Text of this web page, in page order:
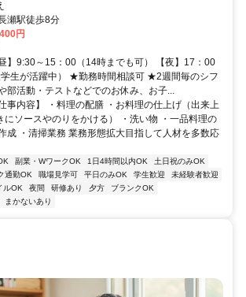
瀬駅徒歩8分
円
】9:30～15：00（14時までも可） 【夜】17：00
学生が活躍中） ★勤務時間相談可 ★2週間毎のシフ
部活動・テストなどでのお休み、お子...
事内容】 ・料理の配膳 ・お料理の仕上げ（出来上
にソースやのりをかける） ・洗い物 ・一品料理の
成 ・清掃業務 業務形態拡大目指して人材を多数応
副業・WワークOK 1日4時間以内OK
土日祝のみOK
通勤OK 職場見学可 平日のみOK 学生歓迎
未経験者歓迎
ルOK 夜間 研修あり 夕方
ブランクOK
まかないあり